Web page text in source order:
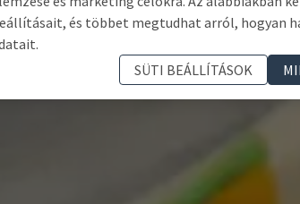
és többet megtudhat arról, hogyan
SÜTI BEÁLLÍTÁSOK